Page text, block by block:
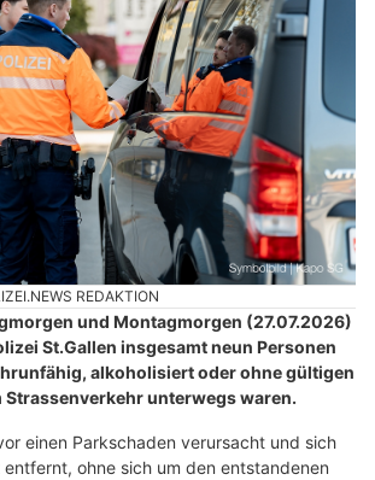
REDAKTION
und Montagmorgen (27.07.2026)
St.Gallen insgesamt neun Personen
alkoholisiert oder ohne gültigen
Strassenverkehr unterwegs waren.
einen Parkschaden verursacht und sich
ohne sich um den entstandenen